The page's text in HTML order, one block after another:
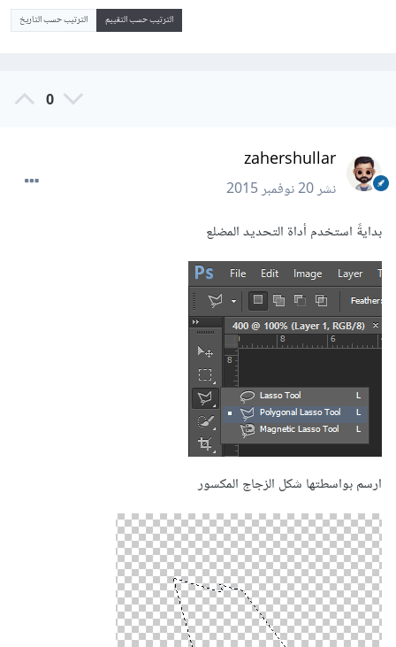
الترتيب حسب التقييم الترتيب حسب التاريخ
0
zahershullar
نشر20 نوفمبر 2015
بدايةً استخدم أداة التحديد المضلع
ارسم بواسطتها شكل الزجاج المكسور